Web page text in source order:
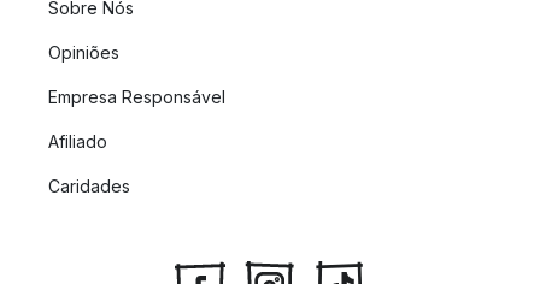
Sobre Nós
Opiniões
Empresa Responsável
Afiliado
Caridades